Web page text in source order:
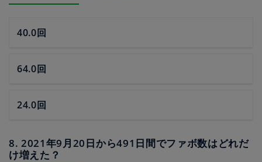
40.0回
64.0回
24.0回
8. 2021年9月20日から491日間でファボ数はどれだ
け増えた？